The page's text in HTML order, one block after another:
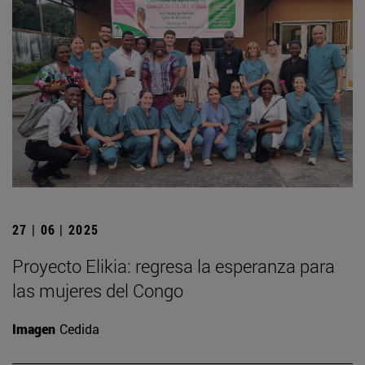
27 | 06 | 2025
Proyecto Elikia: regresa la esperanza para
las mujeres del Congo
Imagen Cedida